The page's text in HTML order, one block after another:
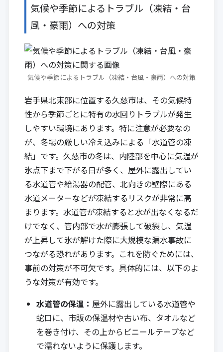
気候や季節によるトラブル（凍結・台
風・豪雨）への対策
気候や季節によるトラブル（凍結・台風・豪雨）への対策
岩手県北東部に位置する久慈市は、その気候特
性から季節ごとに特有の水回りトラブルが発生
しやすい環境にあります。特に注意が必要なの
が、冬場の厳しい冷え込みによる「水道管の凍
結」です。久慈市の冬は、内陸部を中心に気温が
氷点下まで下がる日が多く、屋外に露出してい
る水道管や給湯器の配管、北向きの壁際にある
水道メーターなどが凍結するリスクが非常に高
まります。水道管が凍結すると水が出なくなるだ
けでなく、管内部で水が膨張して破裂し、気温
が上昇して氷が解けた際に大規模な漏水事故に
つながる恐れがあります。これを防ぐためには、
事前の対策が不可欠です。具体的には、以下のよ
うな対策が有効です。
水道管の保温： 屋外に露出している水道管や
蛇口に、市販の保温材や古い布、タオルなど
を巻き付け、その上からビニールテープなど
で濡れないように保護します。